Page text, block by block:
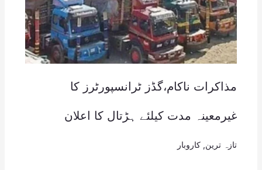
مذاکرات ناکام،گڈز ٹرانسپورٹرز کا
غیرمعینہ مدت کیلئے ہڑتال کا اعلان
تازہ ترین کاروبار